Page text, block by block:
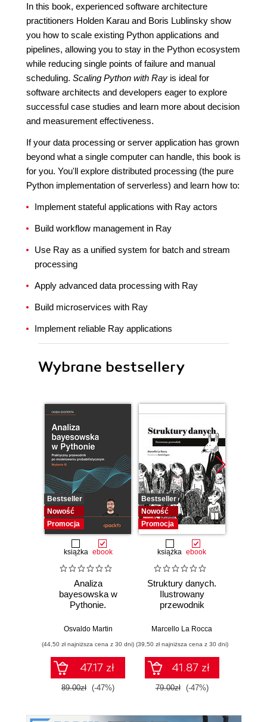
In this book, experienced software architecture
practitioners Holden Karau and Boris Lublinsky show
you how to scale existing Python applications and
pipelines, allowing you to stay in the Python ecosystem
while reducing single points of failure and manual
scheduling. Scaling Python with Ray is ideal for
software architects and developers eager to explore
successful case studies and learn more about decision
and measurement effectiveness.
If your data processing or server application has grown
beyond what a single computer can handle, this book is
for you. You'll explore distributed processing (the pure
Python implementation of serverless) and learn how to:
Implement stateful applications with Ray actors
Build workflow management in Ray
Use Ray as a unified system for batch and stream
processing
Apply advanced data processing with Ray
Build microservices with Ray
Implement reliable Ray applications
Wybrane bestsellery
Bestseller
Nowość
Promocja
książka ebook
Analiza
bayesowska w
Pythonie.
przewodnik po
probabilistycznym.
Wydanie III
Osvaldo Martin
(44,50 zł najniższa cena z 30 dni)
47.17 zł
89.00zł (-47%)
Bestseller
Nowość
Promocja
książka ebook
Struktury danych.
Ilustrowany
przewodnik
Marcello La Rocca
(39,50 zł najniższa cena z 30 dni)
41.87 zł
79.00zł (-47%)